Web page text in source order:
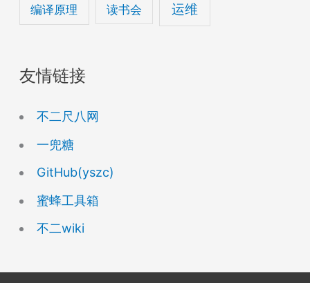
编译原理 读书会 运维
友情链接
不二尺八网
一兜糖
GitHub(yszc)
蜜蜂工具箱
不二wiki